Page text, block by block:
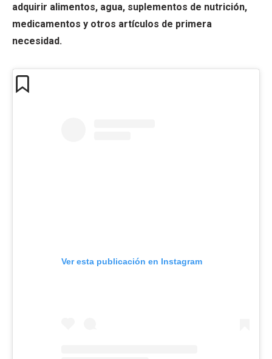
adquirir alimentos, agua, suplementos de nutrición,
medicamentos y otros artículos de primera
necesidad.
Ver esta publicación en Instagram